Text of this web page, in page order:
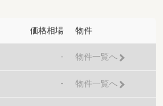
価格相場 物件
- 物件一覧へ
- 物件一覧へ